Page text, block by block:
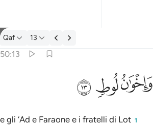
Tafsir: Qaf 50:13
Qaf 13
50:13
وَعَادٌۭ وَفِرْعَوْنُ وَإِخْوَٰنُ لُوطٍۢ ١٣
ﲵﲶﲷ
e gli ‘Ad e Faraone e i fratelli di Lot 1